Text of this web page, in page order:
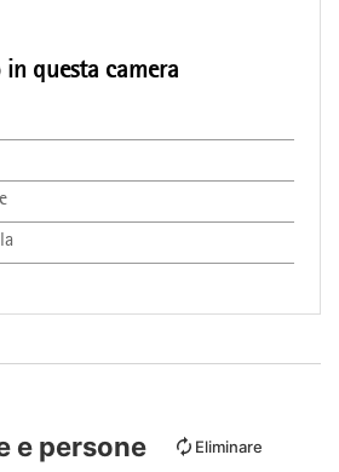
in questa camera
e persone Eliminare